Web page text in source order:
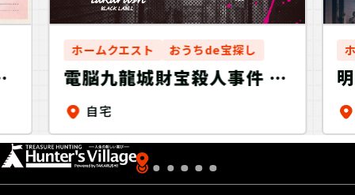
ホームクエスト おうちde宝探し
電脳九龍城財宝殺人事件 金
田一少年の事件簿
R×takarush BLACK
LABEL
自宅